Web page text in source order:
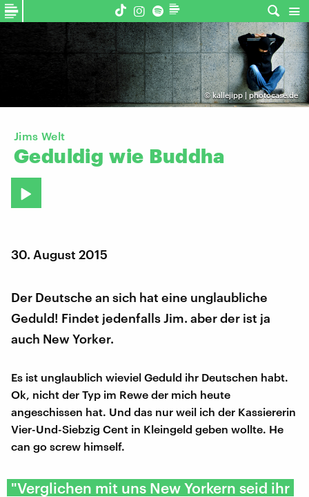
©kallejipp | photocase.de
Jims Welt
Geduldig wie Buddha
30. August 2015
Der Deutsche an sich hat eine unglaubliche
Geduld! Findet jedenfalls Jim. aber der ist ja
auch New Yorker.
Es ist unglaublich wieviel Geduld ihr Deutschen habt.
Ok, nicht der Typ im Rewe der mich heute
angeschissen hat. Und das nur weil ich der Kassiererin
Vier-Und-Siebzig Cent in Kleingeld geben wollte. He
can go screw himself.
"Verglichen mit uns New Yorkern seid ihr